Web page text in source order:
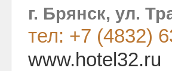
г. Брянск, ул.
тел: +7 (4832)
www.hotel32.ru